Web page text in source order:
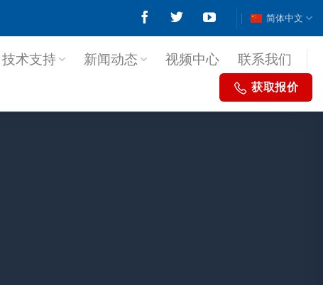
简体中文
技术支持 新闻动态 视频中心 联系我们
获取报价